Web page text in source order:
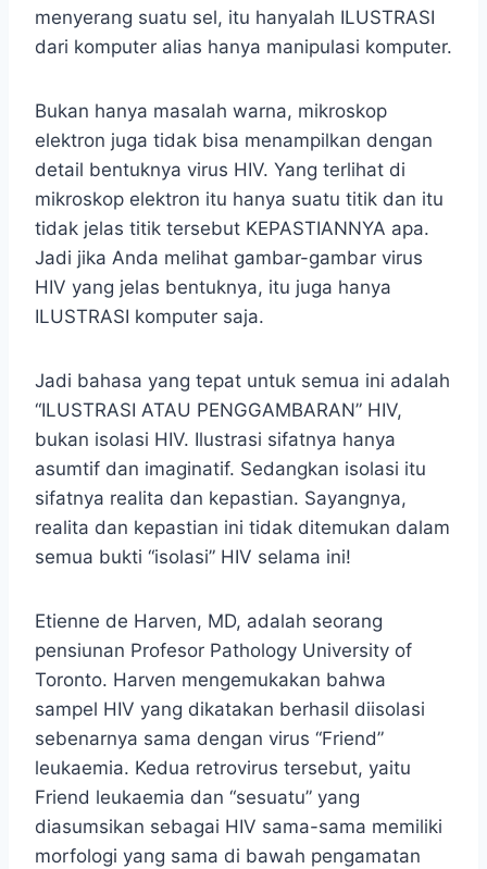
menyerang suatu sel, itu hanyalah ILUSTRASI
dari komputer alias hanya manipulasi komputer.
Bukan hanya masalah warna, mikroskop
elektron juga tidak bisa menampilkan dengan
detail bentuknya virus HIV. Yang terlihat di
mikroskop elektron itu hanya suatu titik dan itu
tidak jelas titik tersebut KEPASTIANNYA apa.
Jadi jika Anda melihat gambar-gambar virus
HIV yang jelas bentuknya, itu juga hanya
ILUSTRASI komputer saja.
Jadi bahasa yang tepat untuk semua ini adalah
“ILUSTRASI ATAU PENGGAMBARAN” HIV,
bukan isolasi HIV. Ilustrasi sifatnya hanya
asumtif dan imaginatif. Sedangkan isolasi itu
sifatnya realita dan kepastian. Sayangnya,
realita dan kepastian ini tidak ditemukan dalam
semua bukti “isolasi” HIV selama ini!
Etienne de Harven, MD, adalah seorang
pensiunan Profesor Pathology University of
Toronto. Harven mengemukakan bahwa
sampel HIV yang dikatakan berhasil diisolasi
sebenarnya sama dengan virus “Friend”
leukaemia. Kedua retrovirus tersebut, yaitu
Friend leukaemia dan “sesuatu” yang
diasumsikan sebagai HIV sama-sama memiliki
morfologi yang sama di bawah pengamatan